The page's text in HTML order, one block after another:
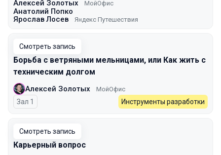
Алексей Золотых МойОфис
Анатолий Попко
Ярослав Лосев
Яндекс Путешествия
Смотреть запись
Борьба с ветряными мельницами, или Как жить с
техническим долгом
Алексей Золотых МойОфис
Зал 1 Инструменты разработки
Смотреть запись
Карьерный вопрос